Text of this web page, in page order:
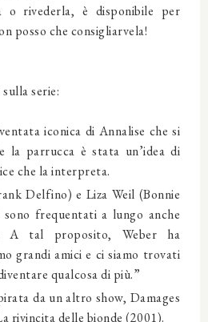
o rivederla, è disponibile per
posso che consigliarvela!
serie:
iconica di Annalise che si
la parrucca è stata un’idea di
che la interpreta.
Delfino) e Liza Weil (Bonnie
frequentati a lungo anche
A tal proposito, Weber ha
grandi amici e ci siamo trovati
qualcosa di più.”
da un altro show, Damages
rivincita delle bionde (2001).